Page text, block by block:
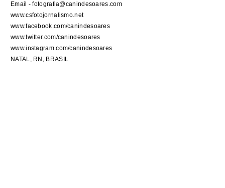
Email - fotografia@canindesoares.com
www.csfotojornalismo.net
www.facebook.com/canindesoares
www.twitter.com/canindesoares
www.instagram.com/canindesoares
NATAL, RN, BRASIL